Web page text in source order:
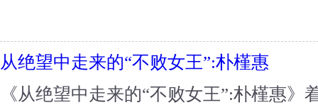
从绝望中走来的“不败女王”:朴槿惠
《从绝望中走来的“不败女王”:朴槿惠